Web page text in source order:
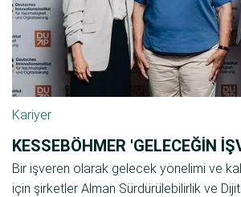
Kariyer
KESSEBÖHMER 'GELECEĞIN
Bir işveren olarak gelecek yönelimi ve
için şirketler Alman Sürdürülebilirlik ve